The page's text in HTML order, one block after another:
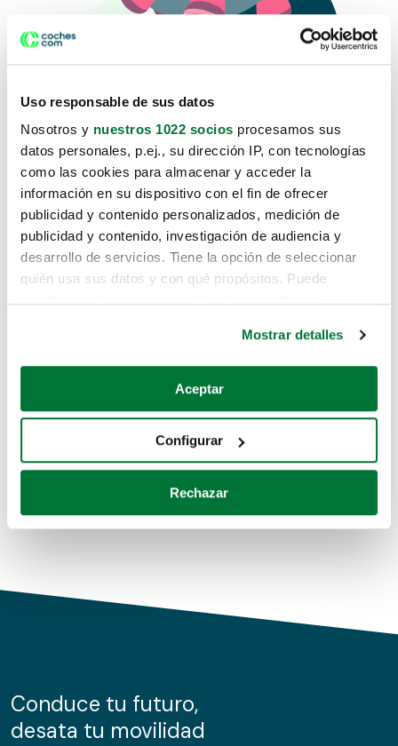
Uso responsable de sus datos
Nosotros y nuestros 1022 socios procesamos sus
datos personales, p.ej., su dirección IP, con tecnologías
como las cookies para almacenar y acceder la
información en su dispositivo con el fin de ofrecer
publicidad y contenido personalizados, medición de
publicidad y contenido, investigación de audiencia y
desarrollo de servicios. Tiene la opción de seleccionar
quién usa sus datos y con qué propósitos. Puede
Si lo permite, también quisiéramos:
Recopilar información sobre su ubicación geográfica
Identificar su dispositivo analizándolo activamente
para buscar características específicas (huellas
Obtenga más información sobre cómo se procesan sus
de cookies.
información sobre el uso que haga del sitio web con
nuestros partners de redes sociales, publicidad y análisis
Mostrar detalles
Aceptar
Configurar
Rechazar
Lo sentimos, no sabemos como
te hemos traido hasta aquí.
Pero puedes encontrar el coche que estás
buscando en alguno de estos enlaces:
Coches de segunda mano
Coches de km0
Conduce tu futuro,
desata tu movilidad